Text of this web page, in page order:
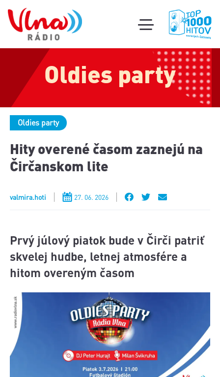
toggle
mobile
menu
Oldies party
Oldies party
Hity overené časom zaznejú na
Čirčanskom lite
valmira.hoti 27. 06. 2026
Prvý júlový piatok bude v Čirči patriť
skvelej hudbe, letnej atmosfére a
hitom overeným časom